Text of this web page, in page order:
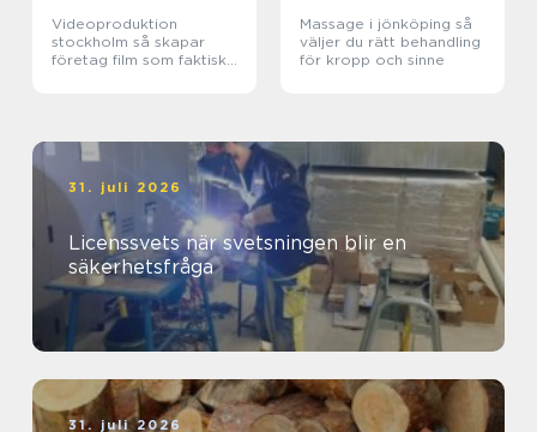
Videoproduktion
stockholm så skapar
företag film som faktiskt
Massage i jönköping så
väljer du rätt behandling
för kropp och sinne
31. juli 2026
Licenssvets när svetsningen blir en
säkerhetsfråga
31. juli 2026